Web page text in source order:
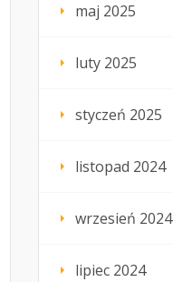
maj 2025
luty 2025
styczeń 2025
listopad 2024
wrzesień 2024
lipiec 2024